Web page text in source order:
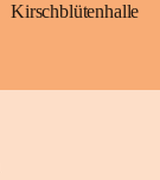
Kirschblütenhalle